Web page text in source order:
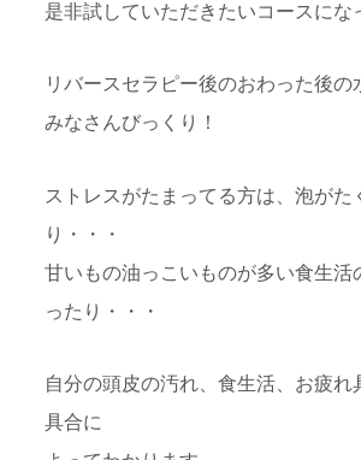
是非試していただきたいコースにな
リバースセラピー後のおわった後の
みなさんびっくり！
ストレスがたまってる方は、泡がた
り・・・
甘いもの油っこいものが多い食生活
ったり・・・
自分の頭皮の汚れ、食生活、お疲れ
具合に